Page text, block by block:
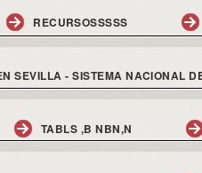
RECURSOSSSSS
SEVILLA - SISTEMA NACIONAL
TABLS ,B NBN,N